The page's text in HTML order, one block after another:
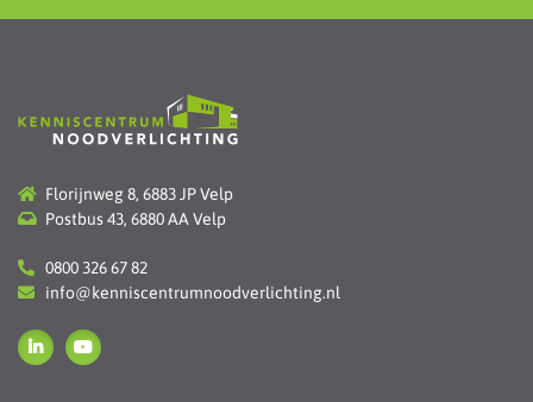
Florijnweg 8, 6883 JP Velp
Postbus 43, 6880 AA Velp
0800 326 67 82
info@kenniscentrumnoodverlichting.nl